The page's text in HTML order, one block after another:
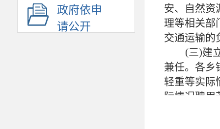
政府依申
请公开
安、自然资
理等相关部
交通运输的
(三)建
兼任。各乡
轻重等实际
际情况聘用